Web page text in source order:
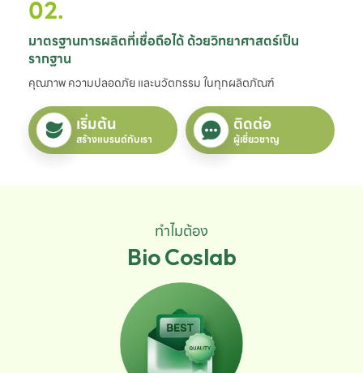
02.
มาตรฐานการผลิตที่เชื่อถือได้ ด้วยวิทยาศาสตร์เป็น
รากฐาน
คุณภาพ ความปลอดภัย และนวัตกรรม ในทุกผลิตภัณฑ์
เริ่มต้น
สร้างแบรนด์กับเรา
ติดต่อ
ผู้เชี่ยวชาญ
ทำไมต้อง
Bio Coslab